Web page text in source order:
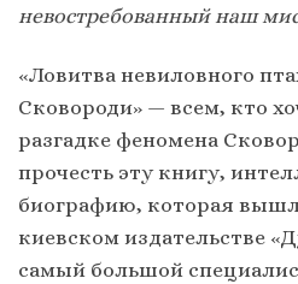
невостребованный наш
«Ловитва невиловного
Сковороди» — всем, кто
разгадке феномена
прочесть эту книгу,
биографию, которая
киевском издательстве
самый большой